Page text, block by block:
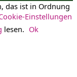
das ist in Ordnung
Einstellungen
lesen. Ok